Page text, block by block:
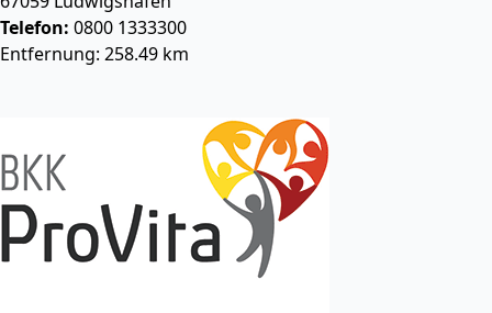
Telefon: 0800 1333300
Entfernung: 258.49 km